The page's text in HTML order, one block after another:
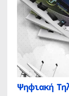
Ψηφιακή